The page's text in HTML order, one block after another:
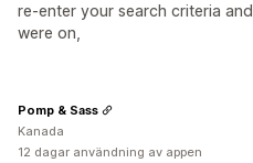
re-enter your search criteria
were on,
Pomp & Sass
Kanada
12 dagar användning av appen